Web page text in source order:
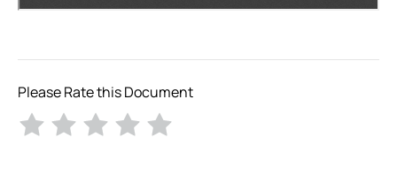
Please Rate this Document